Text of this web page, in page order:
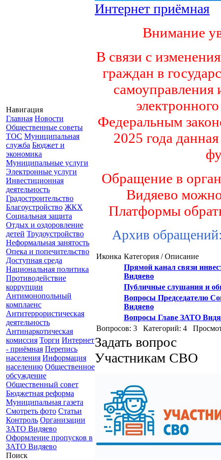
Навигация
Главная Новости
Общественные советы
ТОС Муниципальная
служба Бюджет и
экономика
Муниципальные услуги
Электронные услуги
Инвестиционная
деятельность
Градостроительство
Благоустройство ЖКХ
Социальная защита
Отдых и оздоровление
детей Трудоустройство
Неформальная занятость
Опека и попечительство
Доступная среда
Национальная политика
Противодействие
коррупции
Антимонопольный
комплаенс
Антитеррористическая
деятельность
Антинаркотическая
комиссия Торги Интернет
- приёмная Перепись
населения Информация
населению Общественное
обсуждение
Общественный совет
Бюджетная реформа
Муниципальная газета
Смотреть фото Статьи
Контроль Организации
ЗАТО Видяево
Оформление пропусков в
ЗАТО Видяево
Поиск
Интернет приёмная
Внимание
В связи с
граждан в
Федеральным
2025 года
Обращение в
Видяево
Платформы
Архив
Иконка Категория / Описание
Прямой канал связи
Видяево
Публичные слушания и
Вопросы Председателю
Видяево
Вопросы Главе ЗАТО
Вопросов: 3 Категорий: 4
Задать вопрос
Участникам СВО